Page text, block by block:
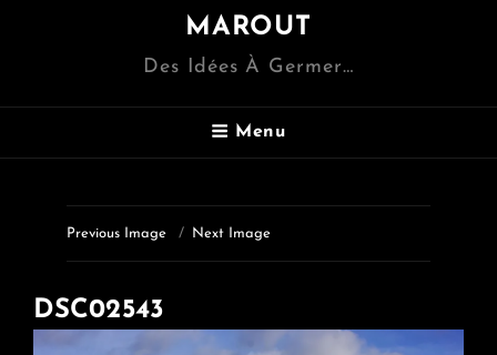
MAROUT
Des Idées À Germer…
Menu
Previous Image Next Image
DSC02543